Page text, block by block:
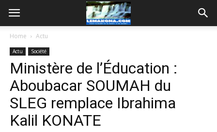
Home Actu
Actu Société
Ministère de l’Éducation :
Aboubacar SOUMAH du
SLEG remplace Ibrahima
Kalil KONATE